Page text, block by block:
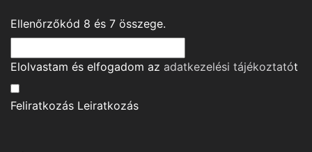
Ellenőrzőkód 8 és 7 összege.
Elolvastam és elfogadom az adatkezelési tájékoztatót
Feliratkozás Leiratkozás